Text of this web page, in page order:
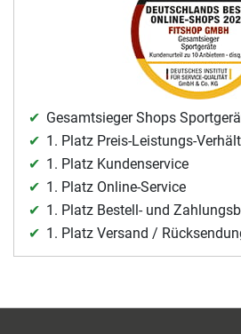
Gesamtsieger Shops
1. Platz Preis-Leistungs-
1. Platz Kundenservice
1. Platz Online-Service
1. Platz Bestell- und
1. Platz Versand /